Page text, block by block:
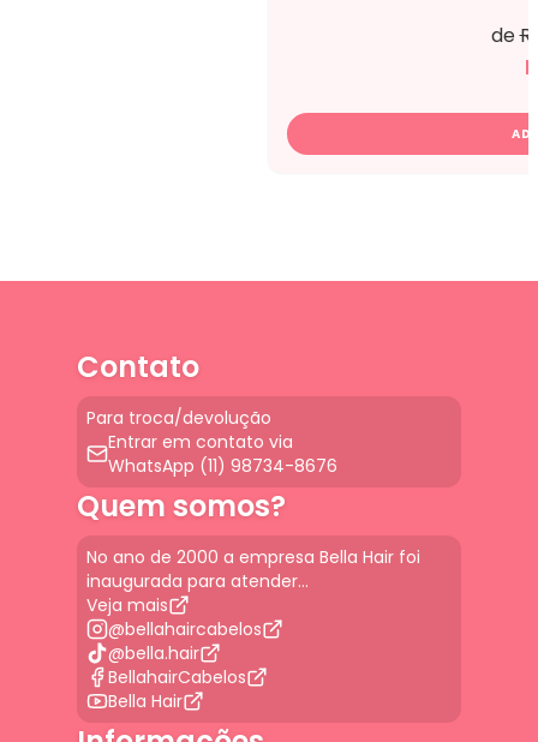
de
Contato
Para troca/devolução
Entrar em contato via
WhatsApp (11) 98734-8676
Quem somos?
No ano de 2000 a empresa Bella Hair foi
inaugurada para atender...
Veja mais
@bellahaircabelos
@bella.hair
BellahairCabelos
Bella Hair